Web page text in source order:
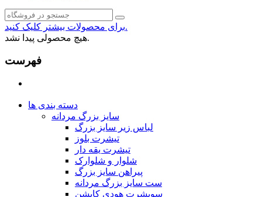
برای محصولات بیشتر کلیک کنید.
هیچ محصولی پیدا نشد.
فهرست
دسته بندی ها
سایز بزرگ مردانه
لباس زیر سایز بزرگ
تیشرت بلوز
تیشرت یقه دار
شلوار و شلوارک
پیراهن سایز بزرگ
ست سایز بزرگ مردانه
سویشرت هودی کاپشن